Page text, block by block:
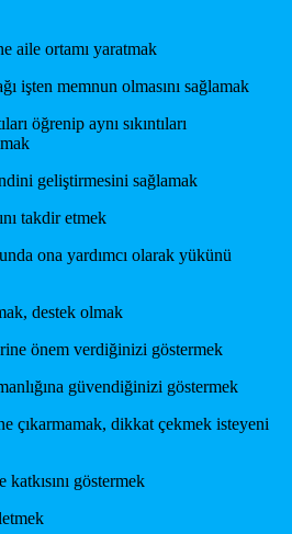
aile ortamı yaratmak
işten memnun olmasını sağlamak
öğrenip aynı sıkıntıları
geliştirmesini sağlamak
takdir etmek
ona yardımcı olarak yükünü
destek olmak
önem verdiğinizi göstermek
güvendiğinizi göstermek
çıkarmamak, dikkat çekmek isteyeni
göstermek